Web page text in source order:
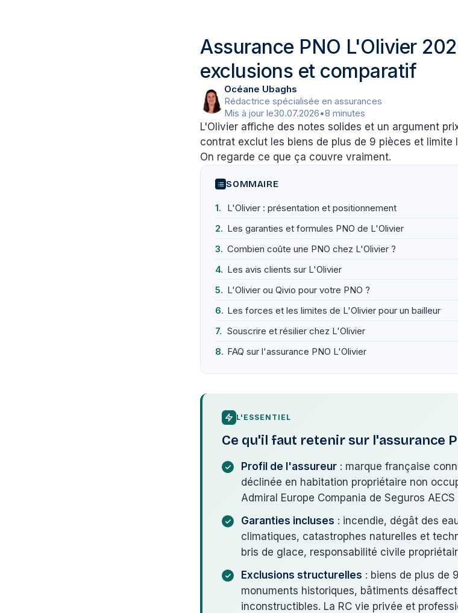
Assurance PNO L'Olivier
exclusions et comparatif
Océane Ubaghs
Rédactrice spécialisée en assurances
Mis à jour le30.07.2026•8 minutes
L'Olivier affiche des notes solides et un argument
contrat exclut les biens de plus de 9 pièces et limite
On regarde ce que ça couvre vraiment.
SOMMAIRE
L'Olivier : présentation et positionnement
Les garanties et formules PNO de L'Olivier
Combien coûte une PNO chez L'Olivier ?
Les avis clients sur L'Olivier
L'Olivier ou Qivio pour votre PNO ?
Les forces et les limites de L'Olivier pour un bailleur
Souscrire et résilier chez L'Olivier
FAQ sur l'assurance PNO L'Olivier
L'ESSENTIEL
Ce qu'il faut retenir sur l'assurance
Profil de l'assureur : marque française
déclinée en habitation propriétaire non
Admiral Europe Compania de Seguros AECS
Garanties incluses : incendie, dégât des
climatiques, catastrophes naturelles et
bris de glace, responsabilité civile
Exclusions structurelles : biens de plus de
monuments historiques, bâtiments
inconstructibles. La RC vie privée et